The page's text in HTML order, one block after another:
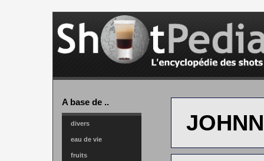
A base de ..
divers
eau de vie
fruits